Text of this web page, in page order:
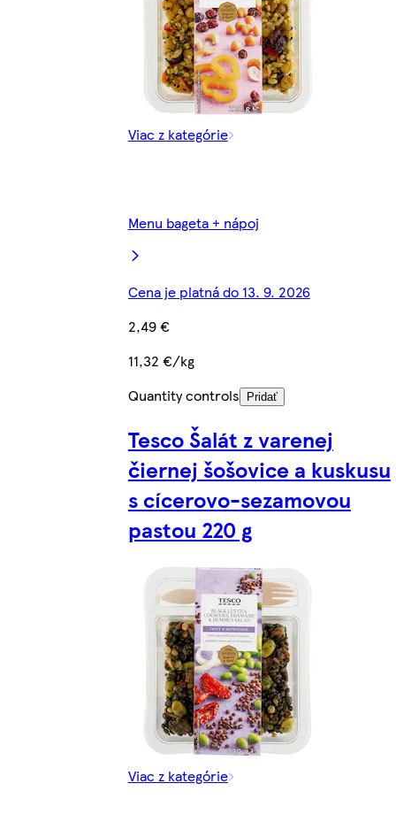
Viac z kategórie
Menu bageta + nápoj
Cena je platná do 13. 9. 2026
2,49 €
11,32 €/kg
Quantity controls
Pridať
Tesco Šalát z varenej
čiernej šošovice a kuskusu
s cícerovo-sezamovou
pastou 220 g
Viac z kategórie